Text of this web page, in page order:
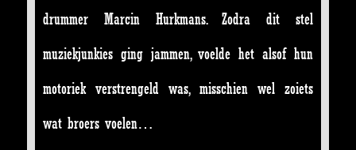
drummer Marcin Hurkmans. Zodra dit stel
muziekjunkies ging jammen, voelde het alsof hun
motoriek verstrengeld was, misschien wel zoiets
wat broers voelen…